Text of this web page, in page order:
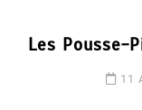
Les Pousse-
11